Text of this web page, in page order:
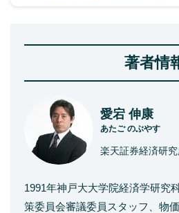
著者情
愛宕 伸康
あたご のぶやす
楽天証券経済研
1991年神戸大大学院経済学研究
策委員会審議委員スタッフ、物